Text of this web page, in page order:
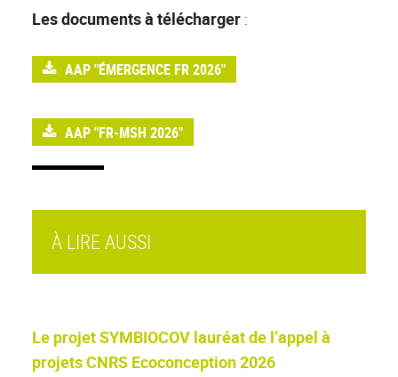
Les documents à télécharger :
AAP "ÉMERGENCE FR 2026"
AAP "FR-MSH 2026"
À LIRE AUSSI
Le projet SYMBIOCOV lauréat de l’appel à
projets CNRS Ecoconception 2026